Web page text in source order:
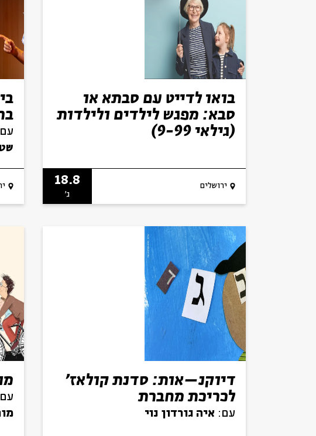
בואו לדייט עם סבתא או
סבא: מפגש לילדים ולילדות
(גילאי 9-99)
ירושלים 18.8
ג'
דיוקנ–אות: סדנת קולאז'
לכריכת מחברת
עם: איה גורדון נוי